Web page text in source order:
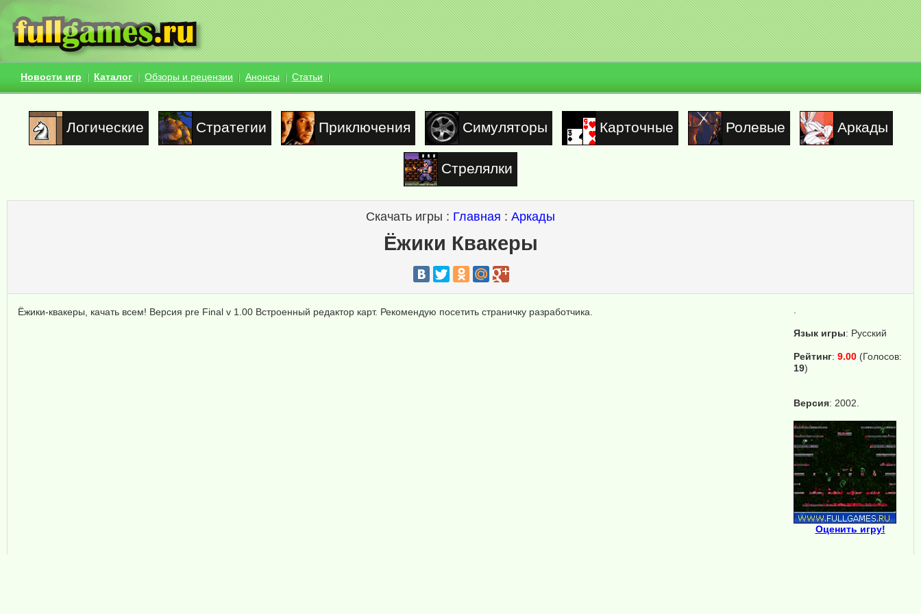
Новости игр Каталог Обзоры и рецензии Анонсы Статьи
Логические Стратегии Приключения Симуляторы Карточные Ролевые Аркады
Стрелялки
Скачать игры : Главная : Аркады
Ёжики Квакеры
Язык игры: Русский
Рейтинг: 9.00 (Голосов:
19)
Версия: 2002.
Оценить игру!
Ёжики-квакеры, качать всем! Версия pre Final v 1.00 Встроенный редактор карт. Рекомендую посетить страничку разработчика.